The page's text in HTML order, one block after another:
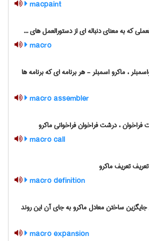
macpaint
که به معنای دنباله ای از دستورالعمل های ...
macro
، ماکرو اسمبلر - هر برنامه ای که برنامه ها
macro assembler
فراخوان ، درشت فراخوان فراخوانی ماکرو
macro call
تعریف ماکرو
macro definition
ساختن معادل ماکرو به جای آن این روند
macro expansion